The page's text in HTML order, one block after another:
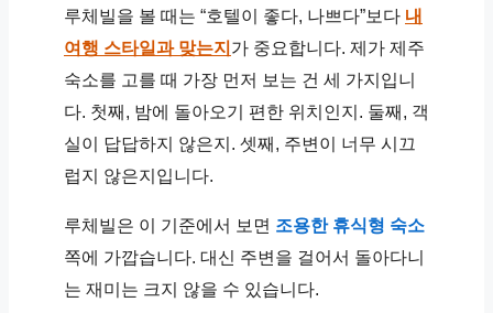
루체빌을 볼 때는 “호텔이 좋다, 나쁘다”보다 내
여행 스타일과 맞는지 가 중요합니다. 제가 제주
숙소를 고를 때 가장 먼저 보는 건 세 가지입니
다. 첫째, 밤에 돌아오기 편한 위치인지. 둘째, 객
실이 답답하지 않은지. 셋째, 주변이 너무 시끄
럽지 않은지입니다.
루체빌은 이 기준에서 보면 조용한 휴식형 숙소
쪽에 가깝습니다. 대신 주변을 걸어서 돌아다니
는 재미는 크지 않을 수 있습니다.